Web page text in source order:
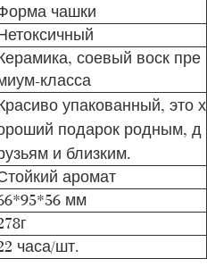
чашки
соевый воск пре
класса
упакованный, это х
подарок родным, д
и близким.
аромат
мм
часа/шт.